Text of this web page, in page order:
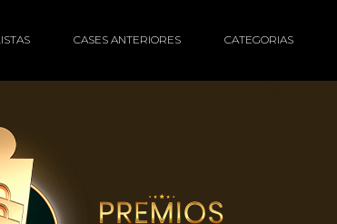
CASES ANTERIORES CATEGORIAS